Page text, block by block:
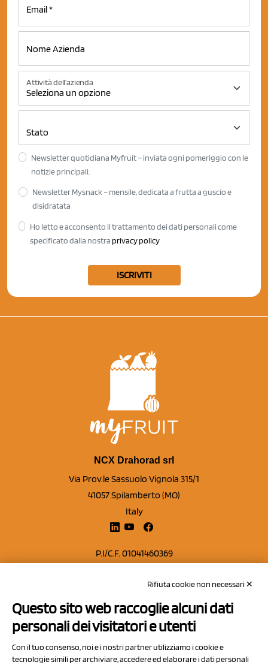
Attività dell'azienda
Newsletter quotidiana Myfruit – inviata ogni pomeriggio con le
notizie principali.
Newsletter Mysnack – mensile, dedicata a frutta a guscio e
disidratata
Ho letto e acconsento il trattamento dei dati personali come
specificato dalla nostra privacy policy
ISCRIVITI
NCX Drahorad srl
Via Prov.le Sassuolo Vignola 315/1
41057 Spilamberto (MO)
Italy
P.I/C.F. 01041460369
Capitale sociale Euro 50.000,00 i.v.
Contatti
Privacy Policy
Rifiuta cookie non necessari ✕
Questo sito web raccoglie alcuni dati
personali dei visitatori e utenti
Con il tuo consenso, noi e i nostri partner utilizziamo i cookie e
tecnologie simili per archiviare, accedere ed elaborare i dati personali